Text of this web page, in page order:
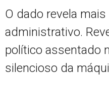
O dado revela
administrativo.
político assentado
silencioso da